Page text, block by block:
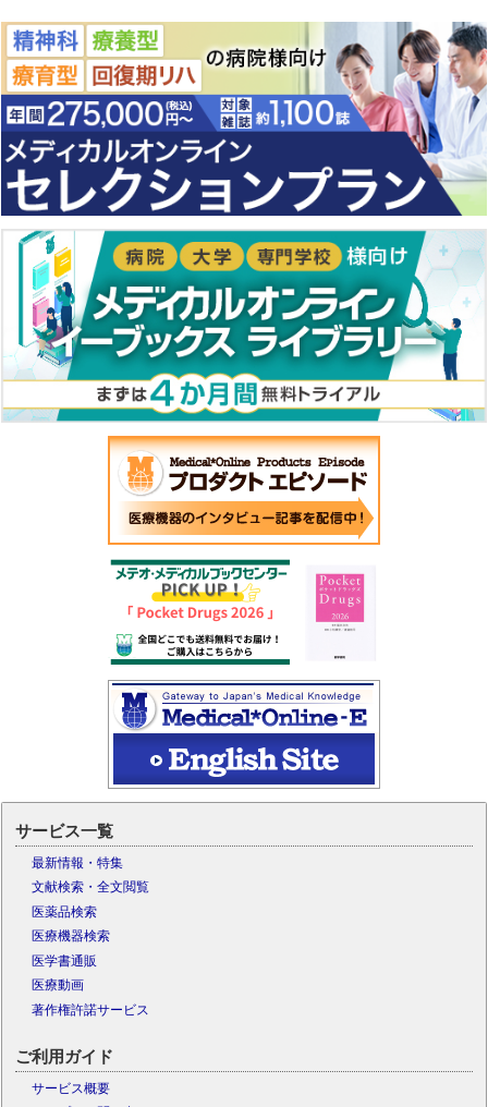
サービス一覧
最新情報・特集
文献検索・全文閲覧
医薬品検索
医療機器検索
医学書通販
医療動画
著作権許諾サービス
ご利用ガイド
サービス概要